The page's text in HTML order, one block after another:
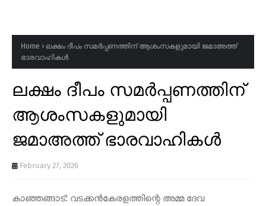
Home
ലക്ഷം ദീപം സമർപ്പണത്തിന് ആശംസകളുമായി ജമാഅത്ത്
ഭാരവാഹികൾ
ലക്ഷം ദീപം സമർപ്പണത്തിന്
ആശംസകളുമായി
ജമാഅത്ത് ഭാരവാഹികൾ
February 27, 2026
കാഞ്ഞങ്ങാട്: വടക്കന്‍കേരളത്തിന്റെ അമ്മ ദേവ